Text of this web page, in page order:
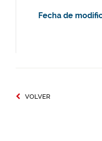
Fecha de
VOLVER